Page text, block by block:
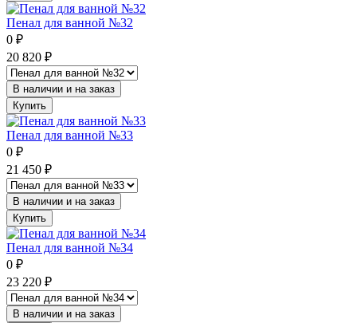
Пенал для ванной №32
0 ₽
20 820 ₽
В наличии и на заказ
Купить
Пенал для ванной №33
0 ₽
21 450 ₽
В наличии и на заказ
Купить
Пенал для ванной №34
0 ₽
23 220 ₽
В наличии и на заказ